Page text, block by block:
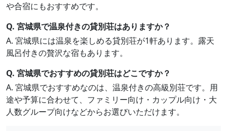
や合宿にもおすすめです。
Q. 宮城県で温泉付きの貸別荘はありますか？
A. 宮城県には温泉を楽しめる貸別荘が1軒あります。露天
風呂付きの贅沢な宿もあります。
Q. 宮城県でおすすめの貸別荘はどこですか？
A. 宮城県でおすすめなのは、温泉付きの高級別荘です。用
途や予算に合わせて、ファミリー向け・カップル向け・大
人数グループ向けなどからお選びいただけます。